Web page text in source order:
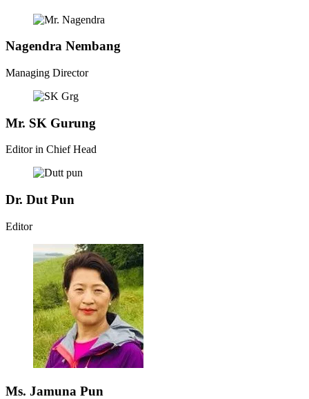
Nagendra Nembang
Managing Director
Mr. SK Gurung
Editor in Chief Head
Dr. Dut Pun
Editor
Ms. Jamuna Pun